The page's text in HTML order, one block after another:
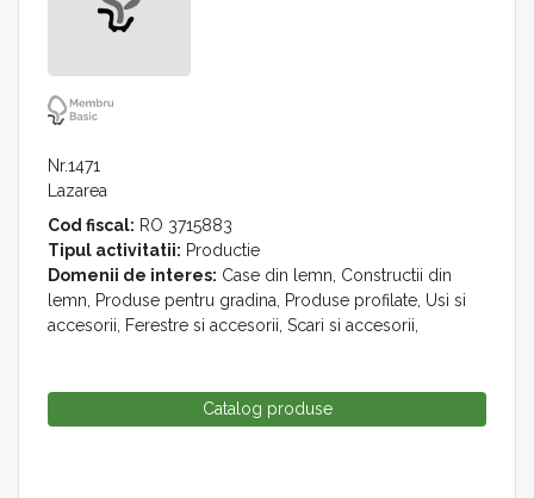
Nr.1471
Lazarea
Cod fiscal: RO 3715883
Tipul activitatii: Productie
Domenii de interes: Case din lemn, Constructii din
lemn, Produse pentru gradina, Produse profilate, Usi si
accesorii, Ferestre si accesorii, Scari si accesorii,
Catalog produse